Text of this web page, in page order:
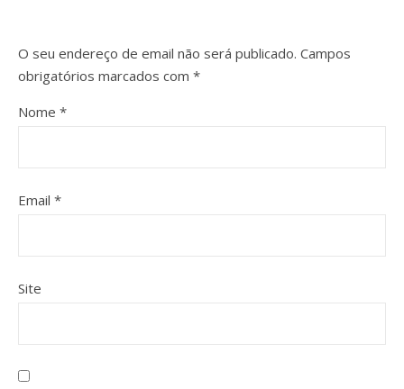
O seu endereço de email não será publicado. Campos
obrigatórios marcados com *
Nome *
Email *
Site